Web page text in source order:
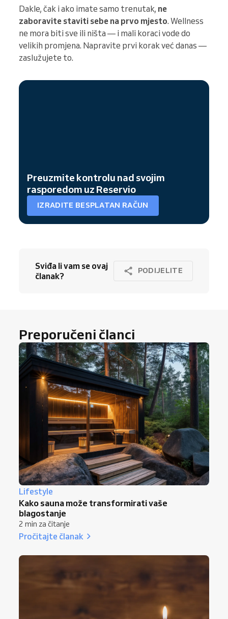
Dakle, čak i ako imate samo trenutak, ne
zaboravite staviti sebe na prvo mjesto. Wellness
ne mora biti sve ili ništa — i mali koraci vode do
velikih promjena. Napravite prvi korak već danas —
zaslužujete to.
Preuzmite kontrolu nad svojim
rasporedom uz Reservio
IZRADITE BESPLATAN RAČUN
Sviđa li vam se ovaj
članak?
PODIJELITE
Preporučeni članci
Lifestyle
Kako sauna može transformirati vaše
blagostanje
2 min za čitanje
Pročitajte članak